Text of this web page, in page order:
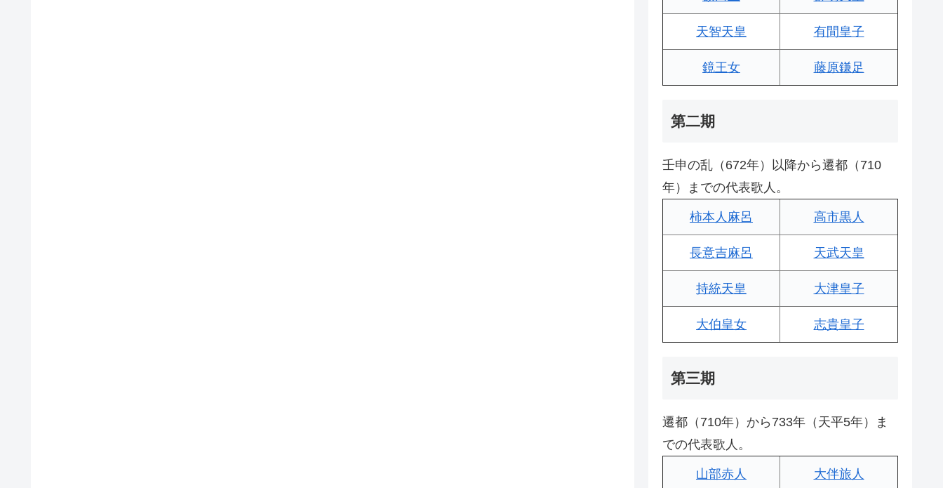
天智天皇 有間皇子
鏡王女 藤原鎌足
第二期
壬申の乱（672年）以降から遷都（710
年）までの代表歌人。
柿本人麻呂 高市黒人
長意吉麻呂 天武天皇
持統天皇 大津皇子
大伯皇女 志貴皇子
第三期
遷都（710年）から733年（天平5年）ま
での代表歌人。
山部赤人 大伴旅人